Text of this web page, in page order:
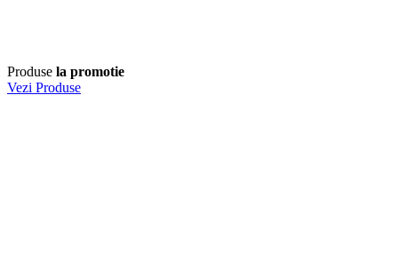
Produse la promotie
Vezi Produse